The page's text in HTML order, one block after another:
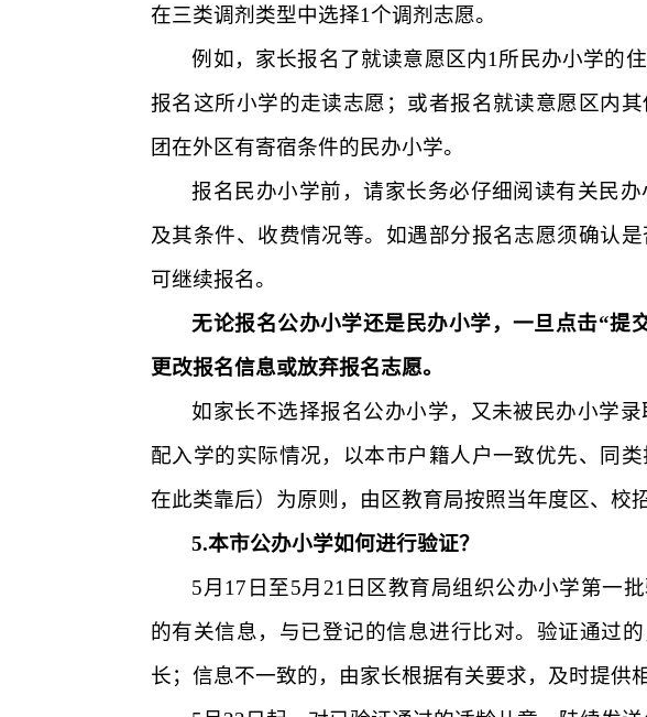
在三类调剂类型中选择1个调剂志愿。
例如，家长报名了就读意愿区内1 所民办小学的
报名这所小学的走读志愿；或者报名就读意愿区内
团在外区有寄宿条件的民办小学。
报名民办小学前，请家长务必仔细阅读有关民
及其条件、收费情况等。如遇部分报名志愿须确认
可继续报名。
无论报名公办小学还是民办小学，一旦点击“提
更改报名信息或放弃报名志愿。
如家长不选择报名公办小学，又未被民办小学
配入学的实际情况，以本市户籍人户一致优先、同
在此类靠后）为原则，由区教育局按照当年度区、校
5.本市公办小学如何进行验证？
5月 17 日至5月 21 日区教育局组织公办小学第一
的有关信息，与已登记的信息进行比对。验证通过
长；信息不一致的，由家长根据有关要求，及时提供